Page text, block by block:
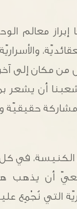
معالم
من مكان إلى
أن
حقيقيّة
الكنيسة، في
أن يذهب
التي نُجْمِع